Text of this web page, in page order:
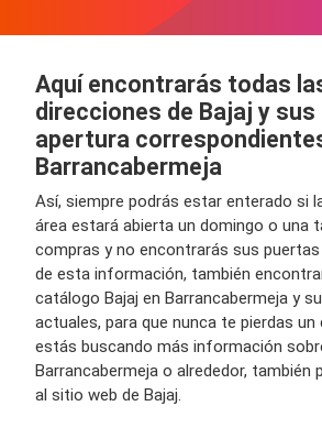
Aquí encontrarás todas
direcciones de Bajaj y
apertura
Barrancabermeja
Así, siempre podrás estar enterado si
área estará abierta un domingo o una
compras y no encontrarás sus
de esta información, también
catálogo Bajaj en Barrancabermeja y
actuales, para que nunca te pierdas un
estás buscando más información
Barrancabermeja o alrededor, también
al sitio web de Bajaj.